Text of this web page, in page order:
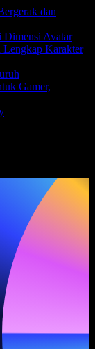
dan
Dimensi Avatar
Lengkap Karakter
Gamer,